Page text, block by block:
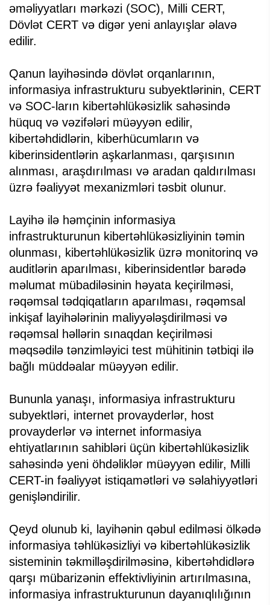
əməliyyatları mərkəzi (SOC), Milli CERT,
Dövlət CERT və digər yeni anlayışlar əlavə
edilir.
Qanun layihəsində dövlət orqanlarının,
informasiya infrastrukturu subyektlərinin, CERT
və SOC-ların kibertəhlükəsizlik sahəsində
hüquq və vəzifələri müəyyən edilir,
kibertəhdidlərin, kiberhücumların və
kiberinsidentlərin aşkarlanması, qarşısının
alınması, araşdırılması və aradan qaldırılması
üzrə fəaliyyət mexanizmləri təsbit olunur.
Layihə ilə həmçinin informasiya
infrastrukturunun kibertəhlükəsizliyinin təmin
olunması, kibertəhlükəsizlik üzrə monitorinq və
auditlərin aparılması, kiberinsidentlər barədə
məlumat mübadiləsinin həyata keçirilməsi,
rəqəmsal tədqiqatların aparılması, rəqəmsal
inkişaf layihələrinin maliyyələşdirilməsi və
rəqəmsal həllərin sınaqdan keçirilməsi
məqsədilə tənzimləyici test mühitinin tətbiqi ilə
bağlı müddəalar müəyyən edilir.
Bununla yanaşı, informasiya infrastrukturu
subyektləri, internet provayderlər, host
provayderlər və internet informasiya
ehtiyatlarının sahibləri üçün kibertəhlükəsizlik
sahəsində yeni öhdəliklər müəyyən edilir, Milli
CERT-in fəaliyyət istiqamətləri və səlahiyyətləri
genişləndirilir.
Qeyd olunub ki, layihənin qəbul edilməsi ölkədə
informasiya təhlükəsizliyi və kibertəhlükəsizlik
sisteminin təkmilləşdirilməsinə, kibertəhdidlərə
qarşı mübarizənin effektivliyinin artırılmasına,
informasiya infrastrukturunun dayanıqlılığının